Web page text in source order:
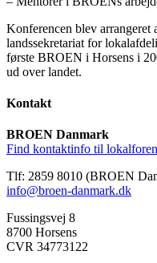
Konferencen blev
landssekretariat for
første BROEN i Horsens i
ud over landet.
Kontakt
BROEN Danmark
Find kontaktinfo til
Tlf: 2859 8010 (BROEN
info@broen-danmark.dk
Fussingsvej 8
8700 Horsens
CVR 34773122